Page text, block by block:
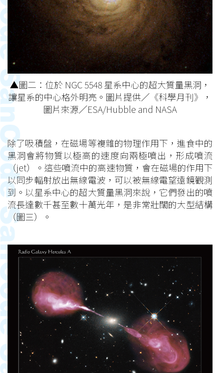
▲圖二：位於 NGC 5548 星系中心的超大質量黑洞，
讓星系的中心格外明亮。圖片提供／《科學月刊》，
圖片來源／ESA/Hubble and NASA
除了吸積盤，在磁場等複雜的物理作用下，進食中的
黑洞會將物質以極高的速度向兩極噴出，形成噴流
（jet）。這些噴流中的高速物質，會在磁場的作用下
以同步輻射放出無線電波，可以被無線電望遠鏡觀測
到。以星系中心的超大質量黑洞來說，它們發出的噴
流長達數千甚至數十萬光年，是非常壯闊的大型結構
（圖三）。